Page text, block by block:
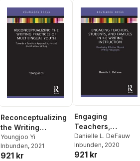
Reconceptualizing
the Writing
Practices of
Multilingual Youth
Youngjoo Yi
Inbunden, 2021
921 kr
Engaging
Teachers,
Students, and
Families in K-6
Writing Instruction
Danielle L. DeFauw
Inbunden, 2020
921 kr